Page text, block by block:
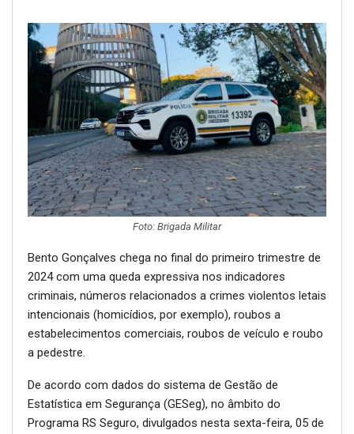
Foto: Brigada Militar
Bento Gonçalves chega no final do primeiro trimestre de
2024 com uma queda expressiva nos indicadores
criminais, números relacionados a crimes violentos letais
intencionais (homicídios, por exemplo), roubos a
estabelecimentos comerciais, roubos de veículo e roubo
a pedestre.
De acordo com dados do sistema de Gestão de
Estatística em Segurança (GESeg), no âmbito do
Programa RS Seguro, divulgados nesta sexta-feira, 05 de